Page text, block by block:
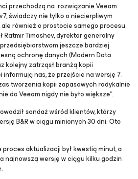
przechodzą na rozwiązanie Veeam
świadczy nie tylko o niecierpliwym
również o prostocie samego procesu
Timashev, dyrektor generalny
jeszcze bardziej
ochronę danych (Modern Data
kolejny zatrząsł branżą kopii
nas, że przejście na wersję 7.
tworzenia kopii zapasowych radykalnie
do Veeam nigdy nie było większe”.
sondaż wśród klientów, którzy
B&R w ciągu minionych 30 dni. Oto
aktualizacji był kwestią minut, a
najnowszą wersję w ciągu kilku godzin